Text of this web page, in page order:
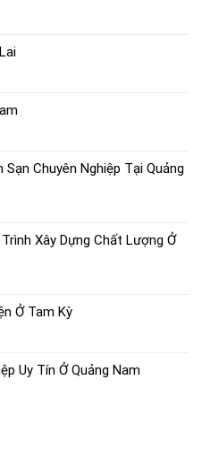
Chuyên Nghiệp Tại Quảng
Xây Dựng Chất Lượng Ở
Ở Tam Kỳ
Uy Tín Ở Quảng Nam